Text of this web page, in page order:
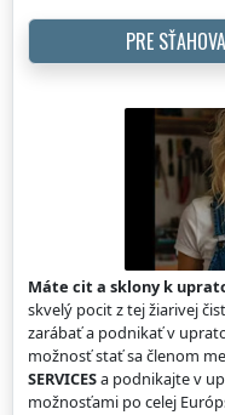
PRE
Máte cit a sklony k
skvelý pocit z tej žiarivej
zarábať a podnikať v
možnosť stať sa členom
SERVICESa podnikajte v
možnosťami po celej